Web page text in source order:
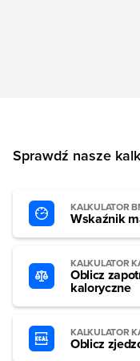
Sprawdź nasze
KALKULATOR
Wskaźnik
KALKULATOR
Oblicz
kaloryczne
KALKULATOR
Oblicz